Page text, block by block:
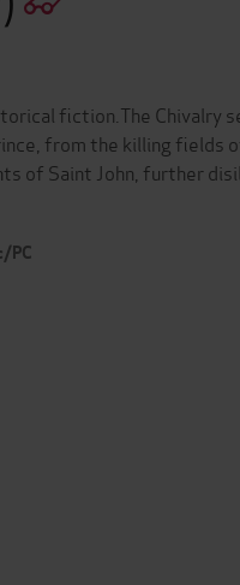
fiction.The Chivalry
from the killing fields
of Saint John, further
PC